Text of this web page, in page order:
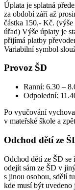
Úplata je splatná
za období září až
částka 150,- Kč.
úřad) Výše úplaty je
přijímá platby
Variabilní symbol
Provoz ŠD
Ranní: 6.30 –
Odpolední:
Po vyučování
v mateřské škole a
Odchod dětí ze
Odchod dětí ze ŠD
odejít sám ze ŠD v
s jinou osobou, sdělí
kde musí být uvedeno